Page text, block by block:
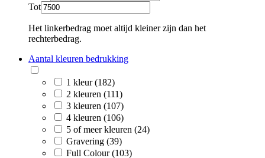
Tot
Het linkerbedrag moet altijd kleiner zijn dan het
rechterbedrag.
Aantal kleuren bedrukking
1 kleur (182)
2 kleuren (111)
3 kleuren (107)
4 kleuren (106)
5 of meer kleuren (24)
Gravering (39)
Full Colour (103)